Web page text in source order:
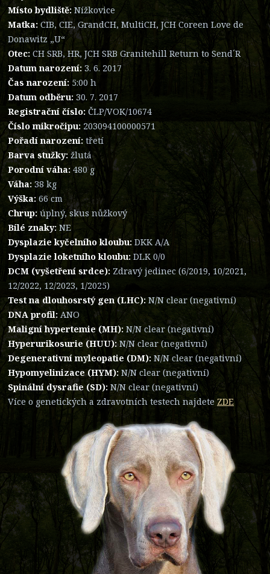
Místo bydliště: Nížkovice
Matka: CIB, CIE, GrandCH, MultiCH, JCH Coreen Love de
Donawitz „U“
Otec: CH SRB, HR, JCH SRB Granitehill Return to Send´R
Datum narození: 3. 6. 2017
Čas narození: 5:00 h
Datum odběru: 30. 7. 2017
Registrační číslo: ČLP/VOK/10674
Číslo mikročipu: 203094100000571
Pořadí narození: třetí
Barva stužky:žlutá
Porodní váha:480 g
Váha: 38 kg
Výška: 66 cm
Chrup: úplný, skus nůžkový
Bílé znaky: NE
Dysplazie kyčelního kloubu: DKK A/A
Dysplazie loketního kloubu: DLK 0/0
DCM (vyšetření srdce): Zdravý jedinec (6/2019, 10/2021,
12/2022, 12/2023, 1/2025)
Test na dlouhosrstý gen (LHC):N/N clear (negativní)
DNA profil: ANO
Maligní hypertemie (MH): N/N clear (negativní)
Hyperurikosurie (HUU):N/N clear (negativní)
Degenerativní myleopatie (DM): N/N clear (negativní)
Hypomyelinizace (HYM): N/N clear (negativní)
Spinální dysrafie (SD): N/N clear (negativní)
Více o genetických a zdravotních testech najdete ZDE